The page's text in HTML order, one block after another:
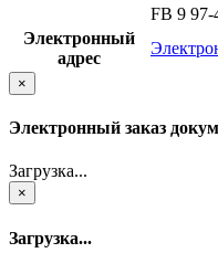
FB 9 97-
Электронный
адрес
×
Электронный заказ
Загрузка...
×
Загрузка...